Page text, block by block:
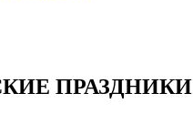
ПРАЗДНИКИ